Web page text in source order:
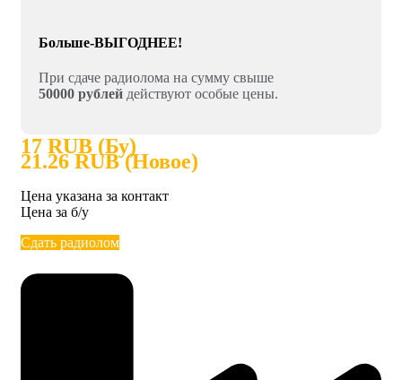
Больше-ВЫГОДНЕЕ!
При сдаче радиолома на сумму свыше
50000 рублей действуют особые цены.
17 RUB (Бу)
21.26 RUB (Новое)
Цена указана за контакт
Цена за б/у
Сдать радиолом